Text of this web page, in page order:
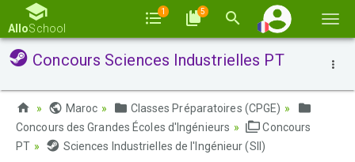
la
AlloSchool
1 5
Concours Sciences Industrielles PT
Maroc
Classes Préparatoires (CPGE)
Concours des Grandes Écoles d'Ingénieurs
Concours
PT
Sciences Industrielles de l'Ingénieur (SII)